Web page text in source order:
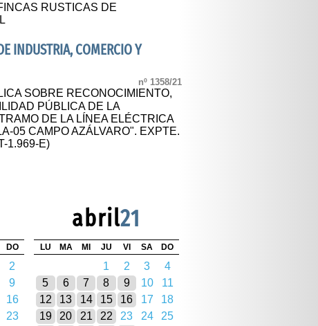
RUSTICAS DE
INDUSTRIA, COMERCIO Y
nº 1358/21
SOBRE RECONOCIMIENTO,
PÚBLICA DE LA
DE LA LÍNEA ELÉCTRICA
05 CAMPO AZÁLVARO". EXPTE.
1.969-E)
DO
2
9
16
23
abril21
LU MA MI JU VI SA DO
1 2 3
4
5
6 7 8 9 10
11
12
13 14 15 16 17
18
19
20 21 22 23 24
25